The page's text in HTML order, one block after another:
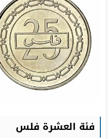
فئة العشرة فلس